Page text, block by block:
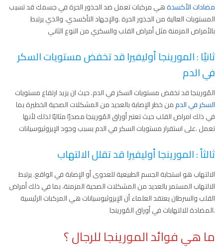
مضادات الأكسدةهي مركبات تعمل ضد الجذور الحرة في جسمك قد تسبب
المستويات العالية من الجذور الحرة .والإجهاد التأكسدي. والذي يرتبط
بالأمراض المزمنة مثل أمراض القلب والسكري من النوع الثاني
ثانيََا : المورينجا أوليفيرا قد تخفض مستويات السكر
في الدم
المُورينجا قد تخفض مستويات السكر في الدم. حيث ان يزيد ارتفاع مستويات
السكر في الدممن خطر الإصابة بالعديد من المشكلات الصحية الخطيرة بما
في ذلك امراض القلب حيث تعتبر أوراق المُورينجا مصدرًا مثاليًا لذلك لأنها
تعمل .على استقرار مستويات السكر في الدم بسبب وجود الإيزوثيوسيانات
ثالثاََ : المورينجا أوليفيرا قد تقلل الالتهاب
الالتهاب هو استجابة الجسم الطبيعية للعدوى أو الإصابة في الواقع. يرتبط
الالتهاب المستمر بالعديد من المشكلات الصحية المزمنة، بما في ذلك أمراض
القلب والسرطان يعتقد العلماء أن الإيزوثيوسيانات هي المركبات الرئيسية
.المضادة للالتهابات في أوراق المُورينجا
ما هي فوائد المورينجا للرجال ؟